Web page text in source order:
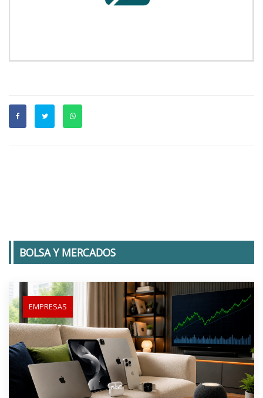
BOLSA Y MERCADOS
EMPRESAS